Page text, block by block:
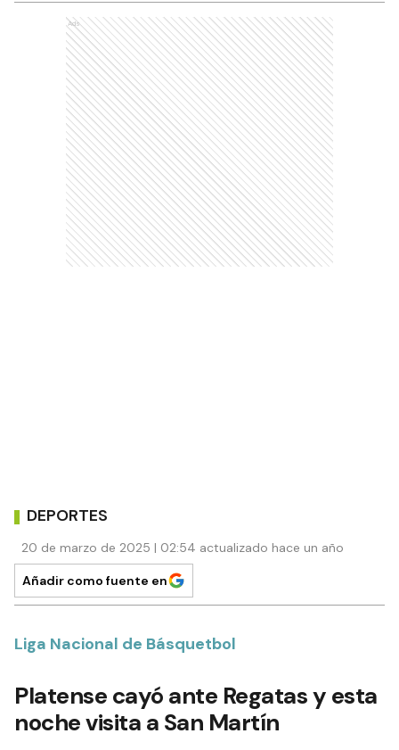
Ads
DEPORTES
20 de marzo de 2025 | 02:54 actualizado hace un año
Añadir como fuente en
Liga Nacional de Básquetbol
Platense cayó ante Regatas y esta
noche visita a San Martín